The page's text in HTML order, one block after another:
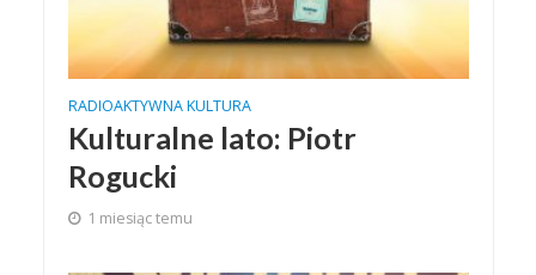
RADIOAKTYWNA KULTURA
Kulturalne lato: Piotr
Rogucki
1 miesiąc temu